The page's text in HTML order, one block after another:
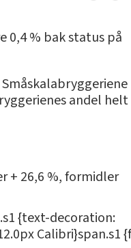
0,4 % bak status på
andel helt
+ 26,6 %, formidler
{text-decoration:
Calibri}span.s1